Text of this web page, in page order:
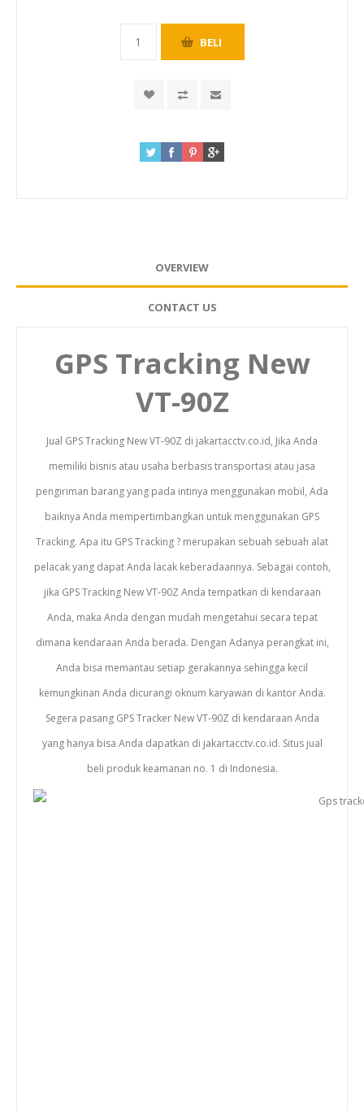
OVERVIEW
CONTACT US
GPS Tracking New
VT-90Z
Jual GPS Tracking New VT-90Z di jakartacctv.co.id, Jika Anda
memiliki bisnis atau usaha berbasis transportasi atau jasa
pengiriman barang yang pada intinya menggunakan mobil, Ada
baiknya Anda mempertimbangkan untuk menggunakan GPS
Tracking. Apa itu GPS Tracking ? merupakan sebuah sebuah alat
pelacak yang dapat Anda lacak keberadaannya. Sebagai contoh,
jika GPS Tracking New VT-90Z Anda tempatkan di kendaraan
Anda, maka Anda dengan mudah mengetahui secara tepat
dimana kendaraan Anda berada. Dengan Adanya perangkat ini,
Anda bisa memantau setiap gerakannya sehingga kecil
kemungkinan Anda dicurangi oknum karyawan di kantor Anda.
Segera pasang GPS Tracker New VT-90Z di kendaraan Anda
yang hanya bisa Anda dapatkan di jakartacctv.co.id. Situs jual
beli produk keamanan no. 1 di Indonesia.